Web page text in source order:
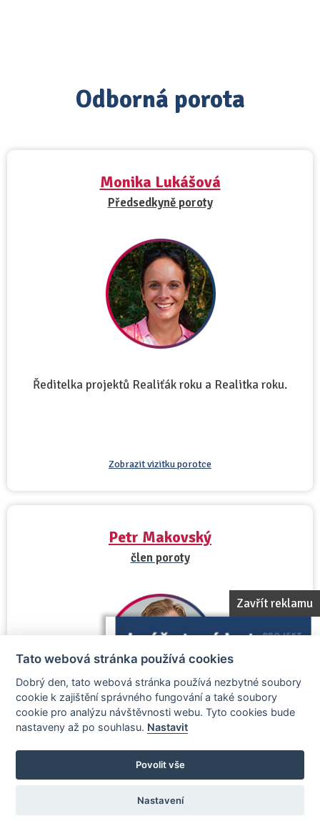
Zavřít reklamu
Odborná porota
Monika Lukášová
Předsedkyně poroty
Ředitelka projektů Realiťák roku a Realitka roku.
Zobrazit vizitku porotce
Petr Makovský
člen poroty
projektů Realiťák roku a Realitka roku
Tato webová stránka používá cookies
Dobrý den, tato webová stránka používá nezbytné soubory
cookie k zajištění správného fungování a také soubory
cookie pro analýzu návštěvnosti webu. Tyto cookies bude
nastaveny až po souhlasu. Nastavit
Povolit vše
Nastavení